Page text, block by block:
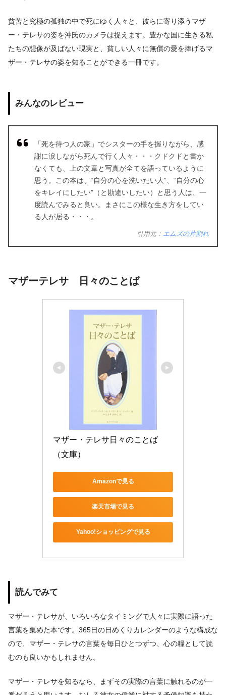
貧苦と究極の孤独の中で死にゆく人々と、彼らに寄り添うマザ
ー・テレサの姿を沖氏のカメラは捉えます。豊かな国に生きる私
たちの想像が及ばない現実と、貧しい人々に無償の愛を捧げるマ
ザー・テレサの姿を知ることができる一冊です。
みんなのレビュー
「死を待つ人の家」でシスターの手を握りながら、感
謝に涙しながら死んで行く人々・・・クドクドと書か
なくても、上の文章と写真が全てを語っているように
思う。この本は、“自分の心を洗いたい人”、“自分の心
をキレイにしたい”（と勘違いしたい）と思う人は、一
度読んでみると良い。まさにこの様な生き方をしてい
る人が居る・・・。
引用元： エムズの片割れ
マザーテレサ 日々のことば
マザー・テレサ日々のことば
（文庫）
Amazonで見る
楽天市場で見る
Yahoo!ショッピングで見る
読んでみて
マザー・テレサが、いろいろなタイミングで人々に実際に語った
言葉を集めた本です。365日の日めくりカレンダーのような構成な
ので、マザー・テレサの言葉を毎日ひとつずつ、心の糧として読
むのも良いかもしれません。
マザー・テレサを知るなら、まずその実際の言葉に触れるのが一